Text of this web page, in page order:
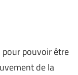
pour pouvoir être
de la